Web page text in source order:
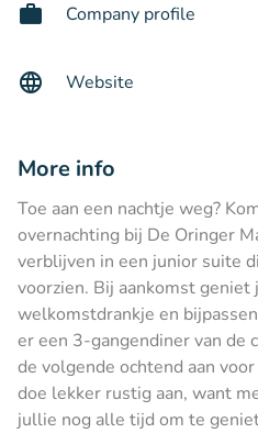
Company profile
Website
More info
Toe aan een nachtje weg?
overnachting bij De Oringer
verblijven in een junior suite
voorzien. Bij aankomst geniet
welkomstdrankje en
er een 3-gangendiner van de
de volgende ochtend aan
doe lekker rustig aan, want
jullie nog alle tijd om te